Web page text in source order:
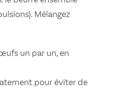
Mélangez
un par un, en
pour éviter de